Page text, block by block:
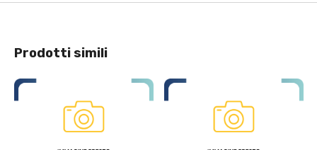
Prodotti simili